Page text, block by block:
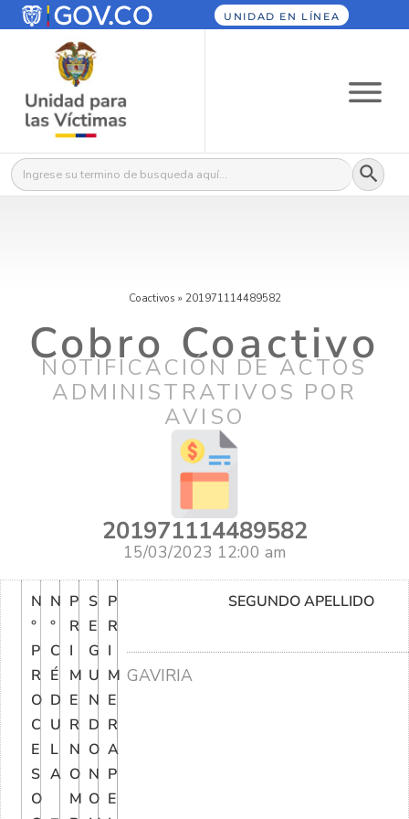
UNIDAD EN LÍNEA
Buscar: Botón
Coactivos » 201971114489582
Cobro Coactivo
NOTIFICACIÓN DE ACTOS
ADMINISTRATIVOS POR
AVISO
201971114489582
15/03/2023 12:00 am
N
°
P
R
O
C
E
S
O
N
°
C
É
D
U
L
A
P
R
I
M
E
R
N
O
M
S
E
G
U
N
D
O
N
O
P
R
I
M
E
R
A
P
E
SEGUNDO APELLIDO
GAVIRIA